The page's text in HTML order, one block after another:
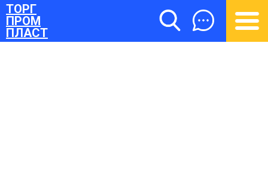
ТОРГ
ПРОМ
ПЛАСТ